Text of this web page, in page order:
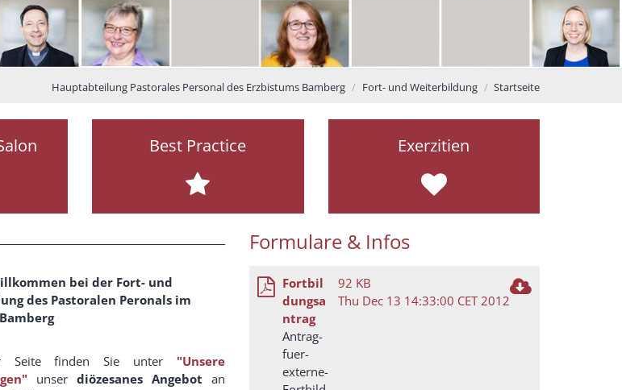
Hauptabteilung Pastorales Personal des Erzbistums Bamberg Fort- und Weiterbildung Startseite
Best Practice Exerzitien
bei der Fort- und
des Pastoralen Peronals im
Seite finden Sie unter "Unsere
unser diözesanes Angebot an
Formulare & Infos
Fortbil
dungsa
ntrag
Antrag-
fuer-
externe-
92 KB
Thu Dec 13 14:33:00 CET 2012